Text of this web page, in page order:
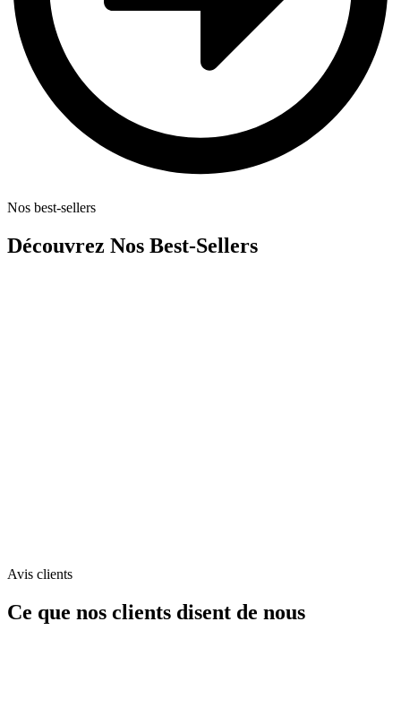
Nos best-sellers
Découvrez Nos Best-Sellers
Avis clients
Ce que nos clients disent de nous